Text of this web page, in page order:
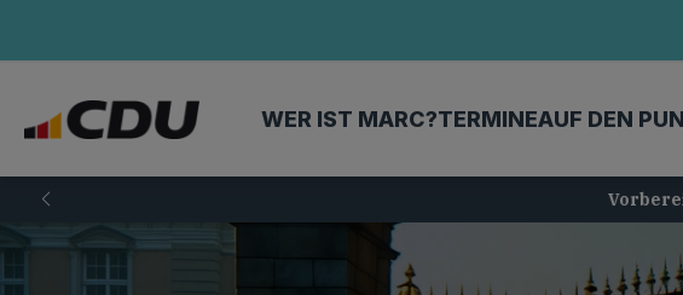
WER IST MARC?TERMINEAUF DEN
Vorbereitung